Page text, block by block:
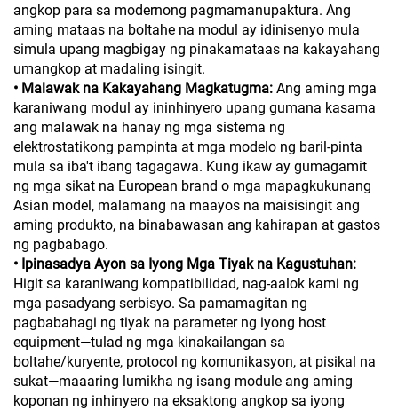
angkop para sa modernong pagmamanupaktura. Ang
aming mataas na boltahe na modul ay idinisenyo mula
simula upang magbigay ng pinakamataas na kakayahang
umangkop at madaling isingit.
• Malawak na Kakayahang Magkatugma: Ang aming mga
karaniwang modul ay ininhinyero upang gumana kasama
ang malawak na hanay ng mga sistema ng
elektrostatikong pampinta at mga modelo ng baril-pinta
mula sa iba't ibang tagagawa. Kung ikaw ay gumagamit
ng mga sikat na European brand o mga mapagkukunang
Asian model, malamang na maayos na maisisingit ang
aming produkto, na binabawasan ang kahirapan at gastos
ng pagbabago.
• Ipinasadya Ayon sa Iyong Mga Tiyak na Kagustuhan:
Higit sa karaniwang kompatibilidad, nag-aalok kami ng
mga pasadyang serbisyo. Sa pamamagitan ng
pagbabahagi ng tiyak na parameter ng iyong host
equipment—tulad ng mga kinakailangan sa
boltahe/kuryente, protocol ng komunikasyon, at pisikal na
sukat—maaaring lumikha ng isang module ang aming
koponan ng inhinyero na eksaktong angkop sa iyong